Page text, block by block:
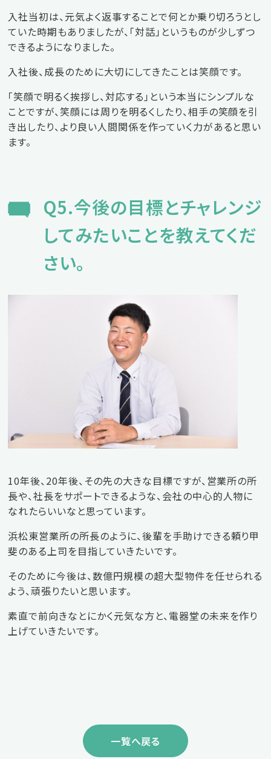
入社当初は、元気よく返事することで何とか乗り切ろうとし
ていた時期もありましたが、「対話」というものが少しずつ
できるようになりました。
入社後、成長のために大切にしてきたことは笑顔です。
「笑顔で明るく挨拶し、対応する」という本当にシンプルな
ことですが、笑顔には周りを明るくしたり、相手の笑顔を引
き出したり、より良い人間関係を作っていく力があると思い
ます。
Q5.今後の目標とチャレンジ
してみたいことを教えてくだ
さい。
10年後、20年後、その先の大きな目標ですが、営業所の所
長や、社長をサポートできるような、会社の中心的人物に
なれたらいいなと思っています。
浜松東営業所の所長のように、後輩を手助けできる頼り甲
斐のある上司を目指していきたいです。
そのために今後は、数億円規模の超大型物件を任せられる
よう、頑張りたいと思います。
素直で前向きなとにかく元気な方と、電器堂の未来を作り
上げていきたいです。
一覧へ戻る